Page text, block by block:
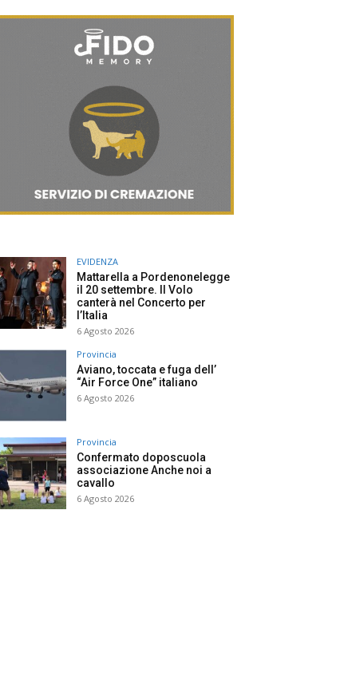
EVIDENZA
Mattarella a Pordenonelegge
il 20 settembre. Il Volo
canterà nel Concerto per
l’Italia
6 Agosto 2026
Provincia
Aviano, toccata e fuga dell’
“Air Force One” italiano
6 Agosto 2026
Provincia
Confermato doposcuola
associazione Anche noi a
cavallo
6 Agosto 2026